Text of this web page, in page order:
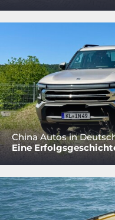
China Autos in
Eine